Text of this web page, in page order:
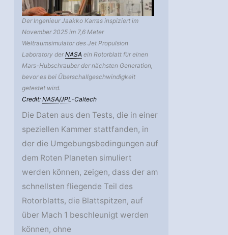
Der Ingenieur Jaakko Karras inspiziert im
November 2025 im 7,6 Meter
Weltraumsimulator des Jet Propulsion
Laboratory derNASA ein Rotorblatt für einen
Mars-Hubschrauber der nächsten Generation,
bevor es bei Überschallgeschwindigkeit
getestet wird.
Credit:NASA/JPL-Caltech
Die Daten aus den Tests, die in einer
speziellen Kammer stattfanden, in
der die Umgebungsbedingungen auf
dem Roten Planeten simuliert
werden können, zeigen, dass der am
schnellsten fliegende Teil des
Rotorblatts, die Blattspitzen, auf
über Mach 1 beschleunigt werden
können, ohne